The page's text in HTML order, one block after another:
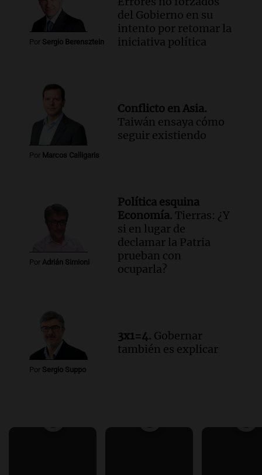
Por Sergio Berensztein
del Gobierno en su
intento por retomar la
iniciativa política
Por Marcos Calligaris
Conflicto en Asia.
Taiwán ensaya cómo
seguir existiendo
Por Adrián Simioni
Política esquina
Economía. Tierras: ¿Y
si en lugar de
declamar la Patria
prueban con
ocuparla?
Por Sergio Suppo
3x1=4. Gobernar
también es explicar